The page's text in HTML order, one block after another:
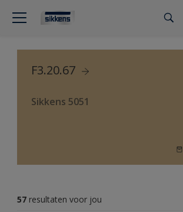
F3.20.67
Sikkens 5051
57 resultaten voor jou